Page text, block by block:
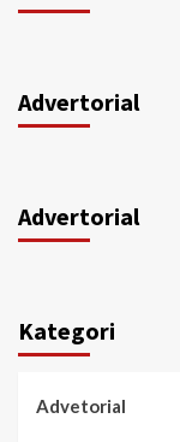
Advertorial
Advertorial
Kategori
Advetorial